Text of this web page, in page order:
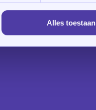
Alles toestaan